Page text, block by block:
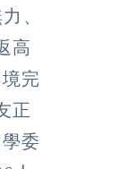
、
高
完
正
委